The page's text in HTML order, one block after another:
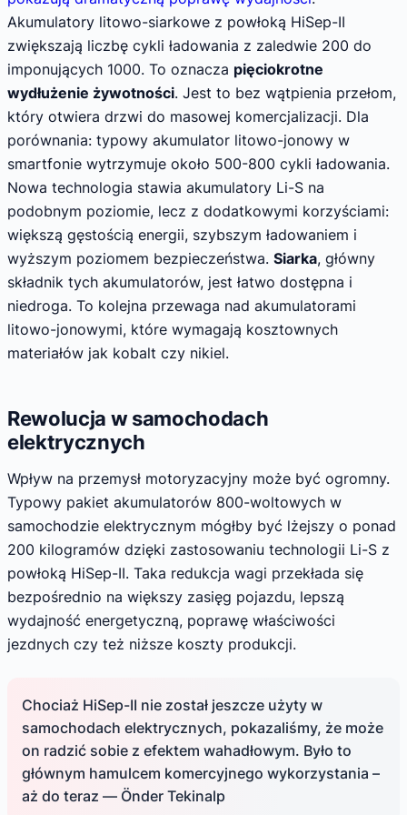
Akumulatory litowo-siarkowe z powłoką HiSep-II
zwiększają liczbę cykli ładowania z zaledwie 200 do
imponujących 1000. To oznacza pięciokrotne
wydłużenie żywotności. Jest to bez wątpienia przełom,
który otwiera drzwi do masowej komercjalizacji. Dla
porównania: typowy akumulator litowo-jonowy w
smartfonie wytrzymuje około 500-800 cykli ładowania.
Nowa technologia stawia akumulatory Li-S na
podobnym poziomie, lecz z dodatkowymi korzyściami:
większą gęstością energii, szybszym ładowaniem i
wyższym poziomem bezpieczeństwa. Siarka, główny
składnik tych akumulatorów, jest łatwo dostępna i
niedroga. To kolejna przewaga nad akumulatorami
litowo-jonowymi, które wymagają kosztownych
materiałów jak kobalt czy nikiel.
Rewolucja w samochodach
elektrycznych
Wpływ na przemysł motoryzacyjny może być ogromny.
Typowy pakiet akumulatorów 800-woltowych w
samochodzie elektrycznym mógłby być lżejszy o ponad
200 kilogramów dzięki zastosowaniu technologii Li-S z
powłoką HiSep-II. Taka redukcja wagi przekłada się
bezpośrednio na większy zasięg pojazdu, lepszą
wydajność energetyczną, poprawę właściwości
jezdnych czy też niższe koszty produkcji.
Chociaż HiSep-II nie został jeszcze użyty w
samochodach elektrycznych, pokazaliśmy, że może
on radzić sobie z efektem wahadłowym. Było to
głównym hamulcem komercyjnego wykorzystania –
aż do teraz — Önder Tekinalp